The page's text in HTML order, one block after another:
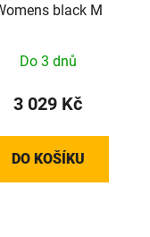
black M
Do 3 dnů
3 029 Kč
DO KOŠÍKU